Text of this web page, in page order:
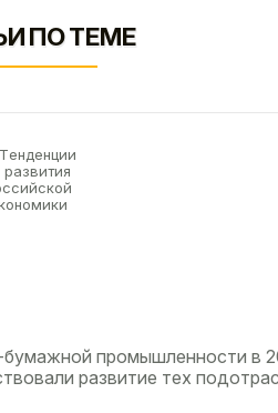
ПО ТЕМЕ
промышленности в
развитие тех